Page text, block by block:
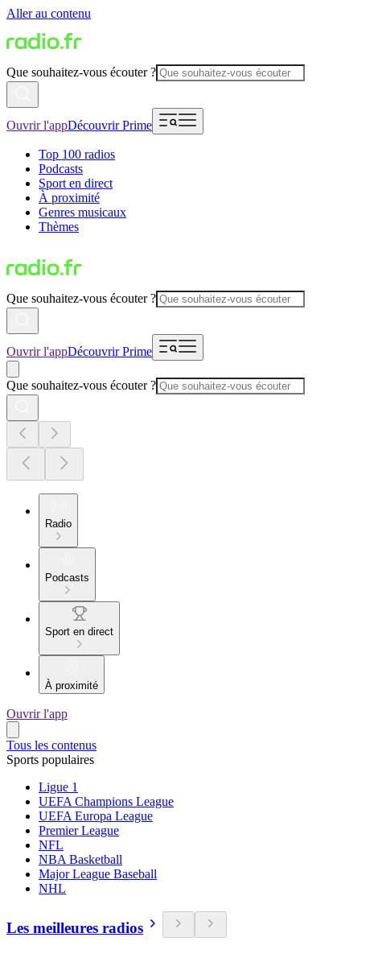
Aller au contenu
Que souhaitez-vous écouter ?
Ouvrir l'appDécouvrir Prime
Top 100 radios
Podcasts
Sport en direct
À proximité
Genres musicaux
Thèmes
Que souhaitez-vous écouter ?
Ouvrir l'appDécouvrir Prime
Que souhaitez-vous écouter ?
Radio
Podcasts
Sport en direct
À proximité
Ouvrir l'app
Tous les contenus
Sports populaires
Ligue 1
UEFA Champions League
UEFA Europa League
Premier League
NFL
NBA Basketball
Major League Baseball
NHL
Les meilleures radios